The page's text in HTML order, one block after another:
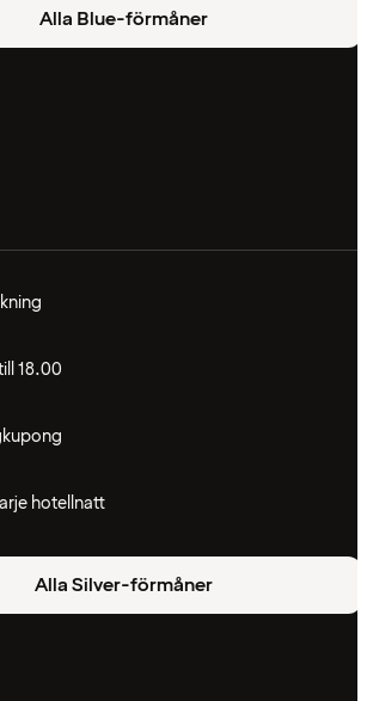
Alla Blue-förmåner
18.00
hotellnatt
Alla Silver-förmåner